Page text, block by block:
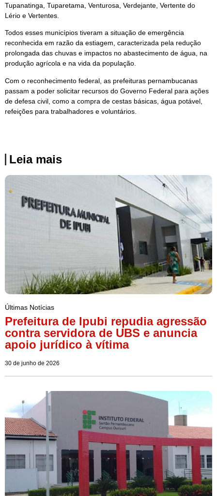
Tupanatinga, Tuparetama, Venturosa, Verdejante, Vertente do
Lério e Vertentes.
Todos esses municípios tiveram a situação de emergência
reconhecida em razão da estiagem, caracterizada pela redução
prolongada das chuvas e impactos no abastecimento de água, na
produção agrícola e na vida da população.
Com o reconhecimento federal, as prefeituras pernambucanas
passam a poder solicitar recursos do Governo Federal para ações
de defesa civil, como a compra de cestas básicas, água potável,
refeições para trabalhadores e voluntários.
Leia mais
Últimas Notícias
Prefeitura de Ipubi repudia agressão
contra servidora de UBS e anuncia
apoio jurídico à vítima
30 de junho de 2026